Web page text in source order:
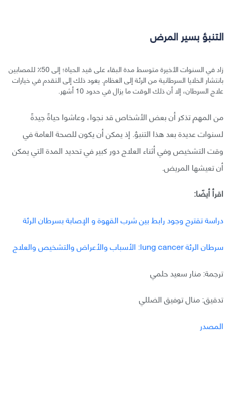
التنبؤ بسير المرض
زاد في السنوات الأخيرة متوسط مدة البقاء على قيد الحياة؛ إلى 50٪ للمصابين
بانتشار الخلايا السرطانية من الرئة إلى العظام. يعود ذلك إلى التقدم في خيارات
علاج السرطان، إلا أن ذلك الوقت ما يزال في حدود 10 أشهر.
من المهم تذكر أن بعض الأشخاص قد نجوا، وعاشوا حياةً جيدةً
لسنوات عديدة بعد هذا التنبؤ. إذ يمكن أن يكون للصحة العامة في
وقت التشخيص وفي أثناء العلاج دور كبير في تحديد المدة التي يمكن
أن تعيشها المريض.
اقرأ أيضًا:
دراسة تقترح وجود رابط بين شرب القهوة و الإصابة بسرطان الرئة
سرطان الرئة lung cancer: الأسباب والأعراض والتشخيص والعلاج
ترجمة: منار سعيد حلمي
تدقيق: منال توفيق الضللي
المصدر